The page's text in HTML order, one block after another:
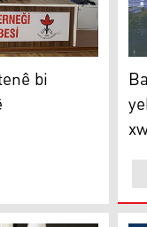
bi danîna çekan ve
bi